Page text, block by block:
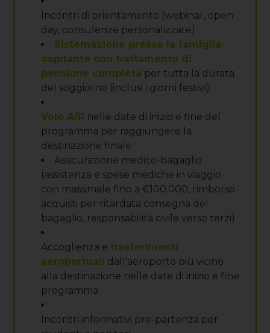
Incontri di orientamento (webinar, open
day, consulenze personalizzate)
Sistemazione presso la famiglia
ospitante con trattamento di
pensione completa per tutta la durata
del soggiorno (inclusi i giorni festivi)
Volo A/R nelle date di inizio e fine del
programma per raggiungere la
destinazione finale
Assicurazione medico-bagaglio
(assistenza e spese mediche in viaggio
con massimale fino a €100.000, rimborso
acquisti per ritardata consegna del
bagaglio, responsabilità civile verso terzi)
Accoglienza e trasferimenti
aeroportuali dall'aeroporto più vicino
alla destinazione nelle date di inizio e fine
programma
Incontri informativi pre-partenza per